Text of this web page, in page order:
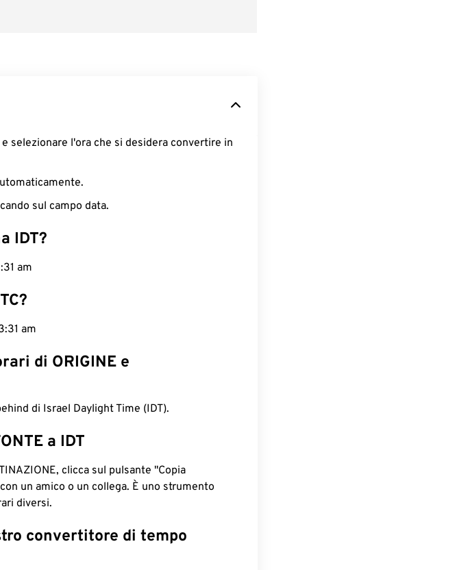
selezionare l'ora che si desidera convertire in
sul campo data.
IDT?
am
am
di ORIGINE e
di Israel Daylight Time (IDT).
a IDT
clicca sul pulsante "Copia
un amico o un collega. È uno strumento
diversi.
convertitore di tempo